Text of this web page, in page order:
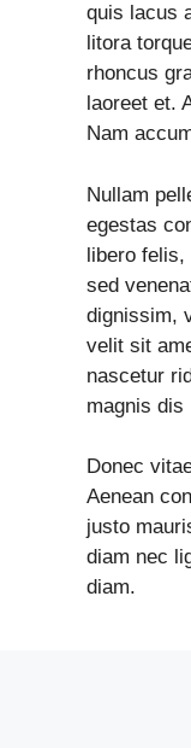
quis lacus
litora
rhoncus
laoreet et.
Nam
Nullam
egestas
libero felis,
sed
dignissim,
velit sit
nascetur
magnis dis
Donec
Aenean
justo
diam nec
diam.